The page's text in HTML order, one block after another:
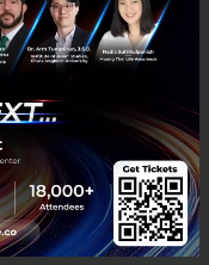
ารดูแลลูกค้าได้ดีเพียง
สมัยใหม่ในแทบทุกด้าน ส่ง
ลงทุนในด้านการปฏิสัมพันธ์
เริ่มจ...